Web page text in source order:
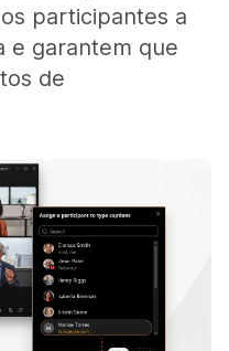
participantes a
e garantem que
de